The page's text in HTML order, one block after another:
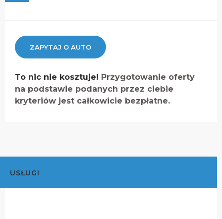
ZAPYTAJ O AUTO
To nic nie kosztuje! Przygotowanie oferty
na podstawie podanych przez ciebie
kryteriów jest całkowicie bezpłatne.
USŁUGI